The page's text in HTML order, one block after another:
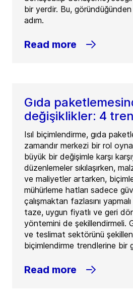
bir yerdir. Bu,
adım.
Read more
Gıda
değişiklikler: 4
Isıl biçimlendirme, gıda
zamandır merkezi bir rol
büyük bir değişimle karşı
düzenlemeler sıkılaşırken,
ve maliyetler artarken,
mühürleme hatları sadece
çalışmaktan fazlasını
taze, uygun fiyatlı ve geri
yöntemini de şekillendirmeli.
ve teslimat sektörünü
biçimlendirme trendlerine bir
Read more